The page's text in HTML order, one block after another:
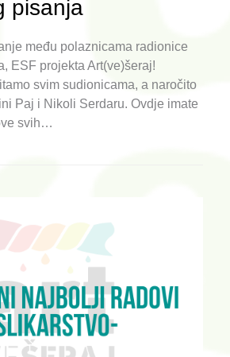
pisanja
među polaznicama radionice
ESF projekta Art(ve)šeraj!
svim sudionicama, a naročito
Paj i Nikoli Serdaru. Ovdje imate
svih…